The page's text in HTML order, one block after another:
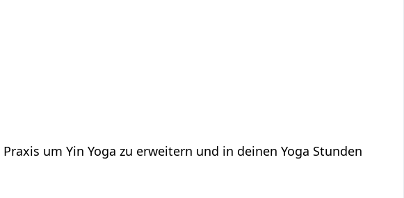
um Yin Yoga zu erweitern und in deinen Yoga Stunden